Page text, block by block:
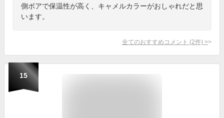
側ボアで保温性が高く、キャメルカラーがおしゃれだと思
います。
全てのおすすめコメント (2件) >
15